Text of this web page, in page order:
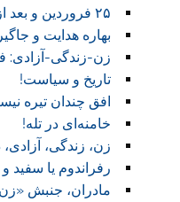
۲۵ فروردین و بعد از آن!
بهاره هدایت و
زن-زندگی-آزادی:
تاریخ و سیاست!
افق چندان تیره
خامنه‌ای در تله!
زن، زندگی،
رفراندوم یا سفید
مادران، جنبش